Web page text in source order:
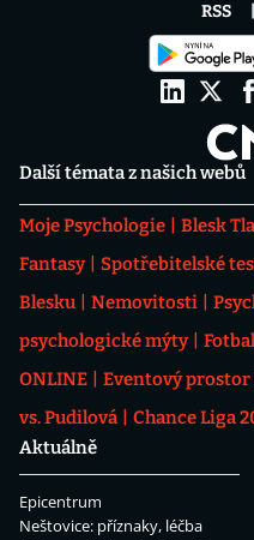
Další témata z našich webů
Moje Psychologie Blesk
Fantasy
Spotřebitelské
Blesku
Nemovitosti
psychologické mýty
ONLINE
Eventový prostor
vs. Pudilová
Chance Liga
Aktuálně
Epicentrum
Neštovice: příznaky, léčba
RSS